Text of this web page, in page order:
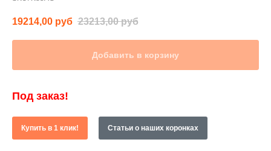
19214,00 руб 23213,00 руб
Добавить в корзину
Под заказ!
Купить в 1 клик! Статьи о наших коронках